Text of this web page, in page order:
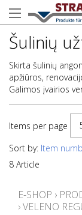
Šulinių
Skirta šulinių
apžiūros,
Galimos įvairios
Items per page
Sort by: Item
8 Article
E-SHOP ›
›VELENO